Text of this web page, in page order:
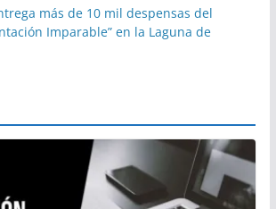
más de 10 mil despensas del
Imparable” en la Laguna de